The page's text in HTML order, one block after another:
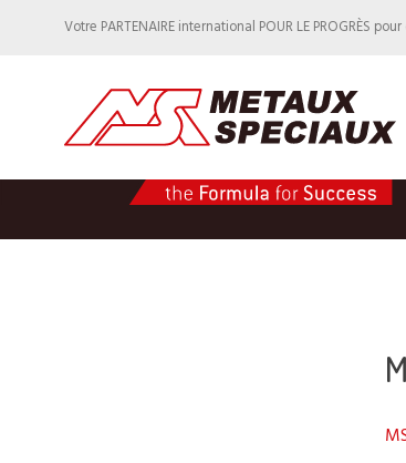
Votre PARTENAIRE international POUR LE PROGRÈS